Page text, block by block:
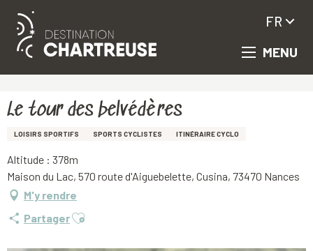
Aller
principal
MENU
FR
Le tour des belvédères
LOISIRS SPORTIFS SPORTS CYCLISTES ITINÉRAIRE CYCLO
Altitude : 378m
Maison du Lac, 570 route d'Aiguebelette, Cusina, 73470 Nances
M'y rendre
PartagerAjouter aux favoris